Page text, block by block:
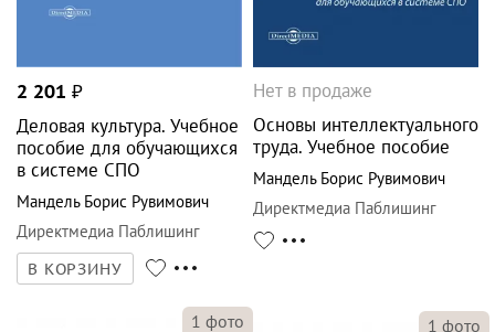
2 201 ₽
Деловая культура. Учебное
пособие для обучающихся
в системе СПО
Мандель Борис Рувимович
Директмедиа Паблишинг
В КОРЗИНУ
Нет в продаже
Основы интеллектуального
труда. Учебное пособие
Мандель Борис Рувимович
Директмедиа Паблишинг
1 фото 1 фото